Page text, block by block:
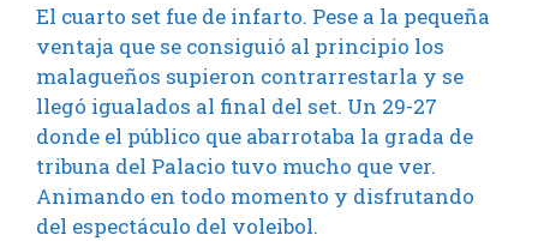
El cuarto set fue de infarto. Pese a la pequeña
ventaja que se consiguió al principio los
malagueños supieron contrarrestarla y se
llegó igualados al final del set. Un 29-27
donde el público que abarrotaba la grada de
tribuna del Palacio tuvo mucho que ver.
Animando en todo momento y disfrutando
del espectáculo del voleibol.